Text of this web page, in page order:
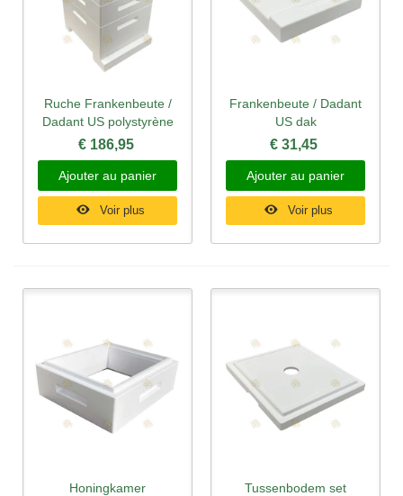
Ruche Frankenbeute /
Dadant US polystyrène
€ 186,95
Ajouter au panier
Voir plus
Frankenbeute / Dadant
US dak
€ 31,45
Ajouter au panier
Voir plus
Honingkamer
Tussenbodem set